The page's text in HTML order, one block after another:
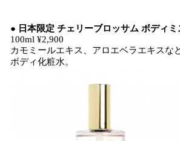
● 日本限定 チェリーブロッサム ボディミ
100ml ¥2,900
カモミールエキス、アロエベラエキスな
ボディ化粧水。